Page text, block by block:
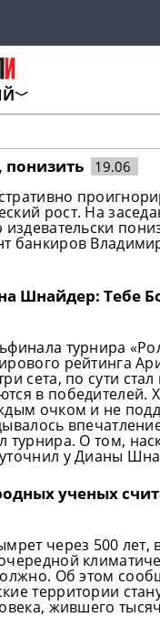
понизить 19.06
рост. На
банкиров
Шнайдер: Тебе
турнира
рейтинга
сета, по сути
в победителей.
очком и не
турнира. О том,
у Дианы
ученых
через 500 лет,
Об этом
территории
жившего